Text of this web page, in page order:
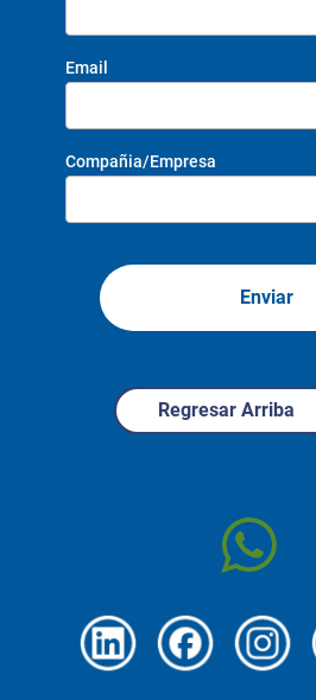
Email
Compañia/Empresa
Enviar
Regresar Arriba